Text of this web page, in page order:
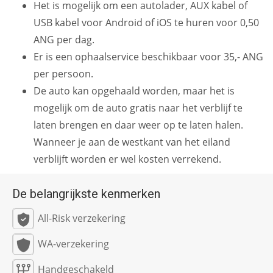
Het is mogelijk om een autolader, AUX kabel of
USB kabel voor Android of iOS te huren voor 0,50
ANG per dag.
Er is een ophaalservice beschikbaar voor 35,- ANG
per persoon.
De auto kan opgehaald worden, maar het is
mogelijk om de auto gratis naar het verblijf te
laten brengen en daar weer op te laten halen.
Wanneer je aan de westkant van het eiland
verblijft worden er wel kosten verrekend.
De belangrijkste kenmerken
All-Risk verzekering
WA-verzekering
Handgeschakeld